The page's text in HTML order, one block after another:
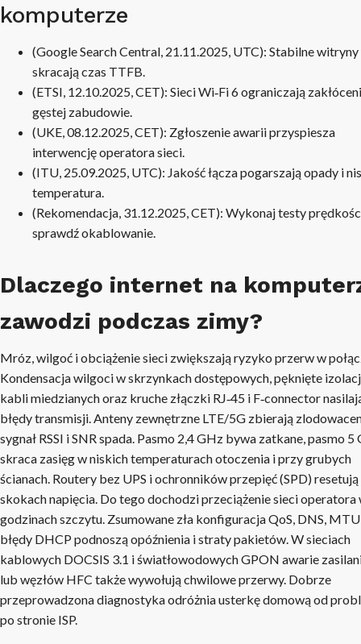
komputerze
(Google Search Central, 21.11.2025, UTC): Stabilne witryny
skracają czas TTFB.
(ETSI, 12.10.2025, CET): Sieci Wi‑Fi 6 ograniczają
gęstej zabudowie.
(UKE, 08.12.2025, CET): Zgłoszenie awarii przyspiesza
interwencję operatora sieci.
(ITU, 25.09.2025, UTC): Jakość łącza pogarszają opady i
temperatura.
(Rekomendacja, 31.12.2025, CET): Wykonaj testy
sprawdź okablowanie.
Dlaczego internet na
zawodzi podczas zimy?
Mróz, wilgoć i obciążenie sieci zwiększają ryzyko przerw w
Kondensacja wilgoci w skrzynkach dostępowych, pęknięte
kabli miedzianych oraz kruche złączki RJ‑45 i F‑connector
błędy transmisji. Anteny zewnętrzne LTE/5G zbierają
sygnał RSSI i SNR spada. Pasmo 2,4 GHz bywa zatkane, pasmo 5
skraca zasięg w niskich temperaturach otoczenia i przy grubych
ścianach. Routery bez UPS i ochronników przepięć (SPD) resetują
skokach napięcia. Do tego dochodzi przeciążenie sieci operatora
godzinach szczytu. Zsumowane zła konfiguracja QoS, DNS,
błędy DHCP podnoszą opóźnienia i straty pakietów. W sieciach
kablowych DOCSIS 3.1 i światłowodowych GPON awarie
lub węzłów HFC także wywołują chwilowe przerwy. Dobrze
przeprowadzona diagnostyka odróżnia usterkę domową od
po stronie ISP.